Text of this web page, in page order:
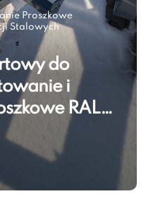
Proszkowe
Stalowych
do
i
RAL